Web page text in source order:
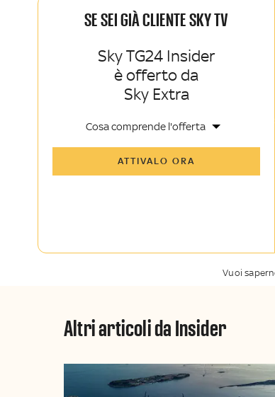
SE SEI GIÀ CLIENTE SKY TV
Sky TG24 Insider
è offerto da
Sky Extra
Cosa comprende l'offerta
Sky Sport Insider
ATTIVALO ORA
Vuoi
Altri articoli da Insider